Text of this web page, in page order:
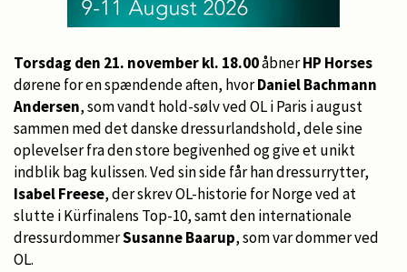
Torsdag den 21. november kl. 18.00åbnerHP Horses
dørene for en spændende aften, hvorDaniel Bachmann
Andersen, som vandt hold-sølv ved OL i Paris i august
sammen med det danske dressurlandshold, dele sine
oplevelser fra den store begivenhed og give et unikt
indblik bag kulissen. Ved sin side får han dressurrytter,
Isabel Freese, der skrev OL-historie for Norge ved at
slutte i Kürfinalens Top-10, samt den internationale
dressurdommerSusanne Baarup, som var dommer ved
OL.